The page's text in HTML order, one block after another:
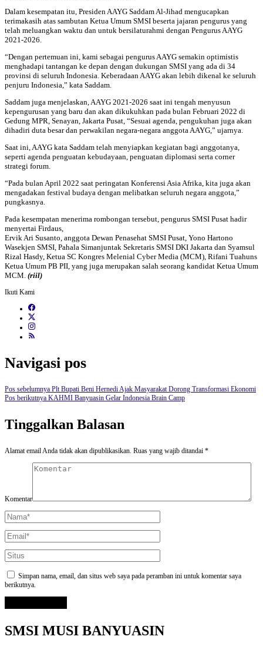
Dalam kesempatan itu, Presiden AAYG Saddam Al-Jihad mengucapkan
terimakasih atas sambutan Ketua Umum SMSI beserta jajaran pengurus yang
telah meluangkan waktu dan untuk bersilaturahmi dengan Pengurus AAYG
2021-2026.
“Dengan pertemuan ini, kami sebagai pengurus AAYG semakin optimistis
menghadapi tantangan ke depan dengan dukungan SMSI yang ada di 34
provinsi di seluruh Indonesia. Keberadaan AAYG akan lebih dikenal ke seluruh
penjuru Indonesia,” kata Saddam.
Saddam juga menjelaskan, AAYG 2021-2026 saat ini tengah menyusun
kepengurusan yang baru dan akan dikukuhkan pada bulan Februari 2022 di
Gedung MPR, Senayan, Jakarta Pusat, “Sesuai agenda, pengukuhan juga akan
dihadiri duta besar dan perwakilan negara-negara anggota AAYG,” ujarnya.
Saat ini, AAYG kata Saddam telah menyiapkan kegiatan bagi anggotanya,
seperti agenda penguatan kebudayaan, penguatan diplomasi serta corner
strategi forum.
“Pada bulan April 2022 saat peringatan Konferensi Asia Afrika, kita juga akan
mengadakan festival budaya dengan melibatkan seluruh negara anggota,”
pungkasnya.
Pada kesempatan menerima rombongan tersebut, pengurus SMSI Pusat hadir
menyertai Firdaus,
Ervik Ari Susanto, anggota Dewan Penasehat SMSI Pusat, Yono Hartono
Wasekjen SMSI, Pahala Simanjuntak Sekretaris SMSI DKI Jakarta dan Syamsul
Rizal Hasdy, Ketua SC Kongres Melenial Cyber Media (MCM), Rifani Tuahuns
Ketua Umum PB PII, yang juga merupakan salah seorang kandidat Ketua Umum
MCM. (riil)
Ikuti Kami
Navigasi pos
Pos sebelumnya Plt Bupati Beni Hernedi Ajak Masyarakat Dorong Transformasi Ekonomi
Pos berikutnya KAHMI Banyuasin Gelar Indonesia Brain Camp
Tinggalkan Balasan
Alamat email Anda tidak akan dipublikasikan. Ruas yang wajib ditandai *
Komentar
Simpan nama, email, dan situs web saya pada peramban ini untuk komentar saya
berikutnya.
SMSI MUSI BANYUASIN